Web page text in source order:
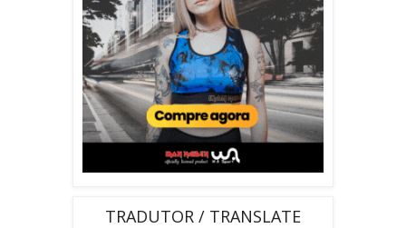
TRADUTOR / TRANSLATE